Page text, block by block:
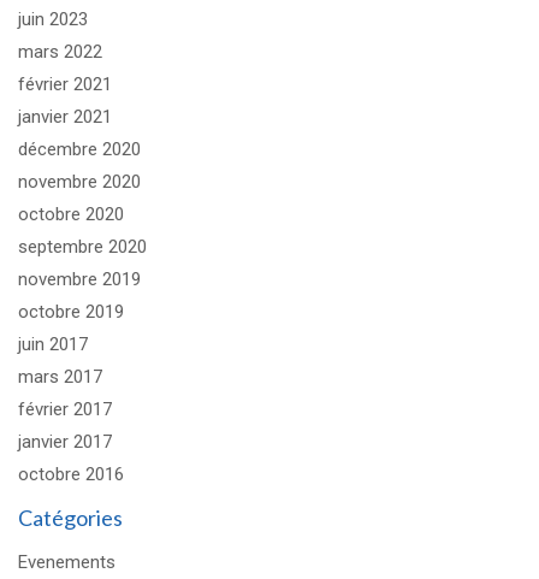
juin 2023
mars 2022
février 2021
janvier 2021
décembre 2020
novembre 2020
octobre 2020
septembre 2020
novembre 2019
octobre 2019
juin 2017
mars 2017
février 2017
janvier 2017
octobre 2016
Catégories
Evenements